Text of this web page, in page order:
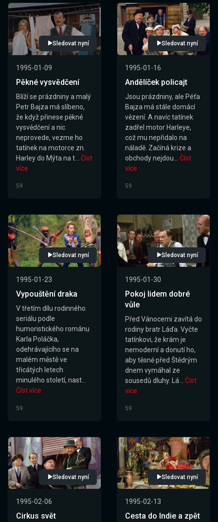
Sledovat nyní
1995-01-09
Pěkné vysvědčení
Blíží se prázdniny a malý
Petr Bajza má slíbeno,
že když přinese pěkné
vysvědčení a nic
neprovede, vezme ho
tatínek na motorce zn.
Harley do Mýta na t...
Číst
více
59
Sledovat nyní
1995-01-16
Andělíček policajt
Jsou prázdniny, ale Péťa
Bajza má stále domácí
vězení. A navíc tatínek
zadřel motor Harleye,
což mu nepřidalo na
náladě. Začíná krize a
obchody nejdou...
Číst
více
59
Sledovat nyní
1995-01-23
Vypouštění draka
V třetím dílu rodinného
seriálu podle
humoristického románu
Karla Poláčka,
odehrávajícího se na
malém městě ve
třicátých letech
minulého století, nast...
Číst více
59
Sledovat nyní
1995-01-30
Pokoj lidem dobré
vůle
Před Vánocemi zavítá do
rodiny bratr Láďa. Vyčte
tatínkovi, že krám je
nemoderní a donutí ho,
aby těsně před Štědrým
dnem vymáhal ze
sousedů dluhy. Lá...
Číst
více
59
Sledovat nyní
1995-02-06
Cirkus svět
Sledovat nyní
1995-02-13
Cesta do Indie a zpět